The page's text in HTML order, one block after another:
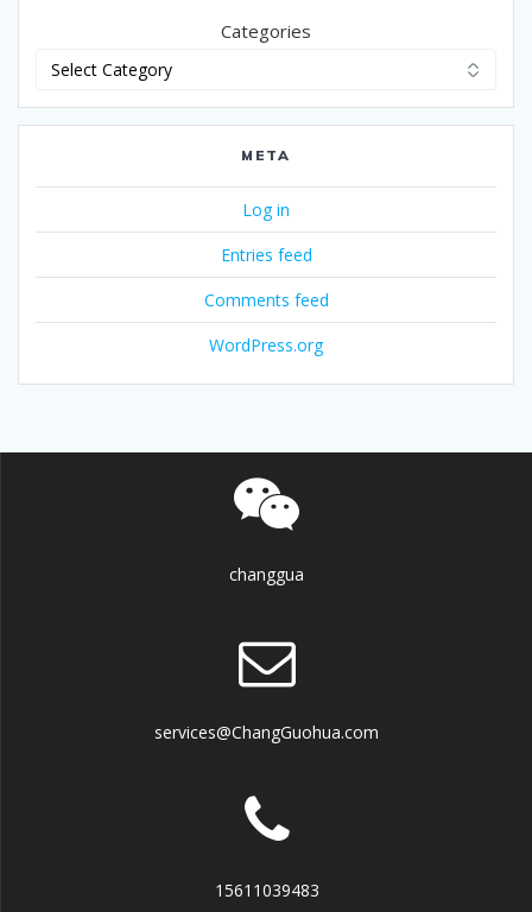
Categories
META
Log in
Entries feed
Comments feed
WordPress.org
changgua
services@ChangGuohua.com
15611039483